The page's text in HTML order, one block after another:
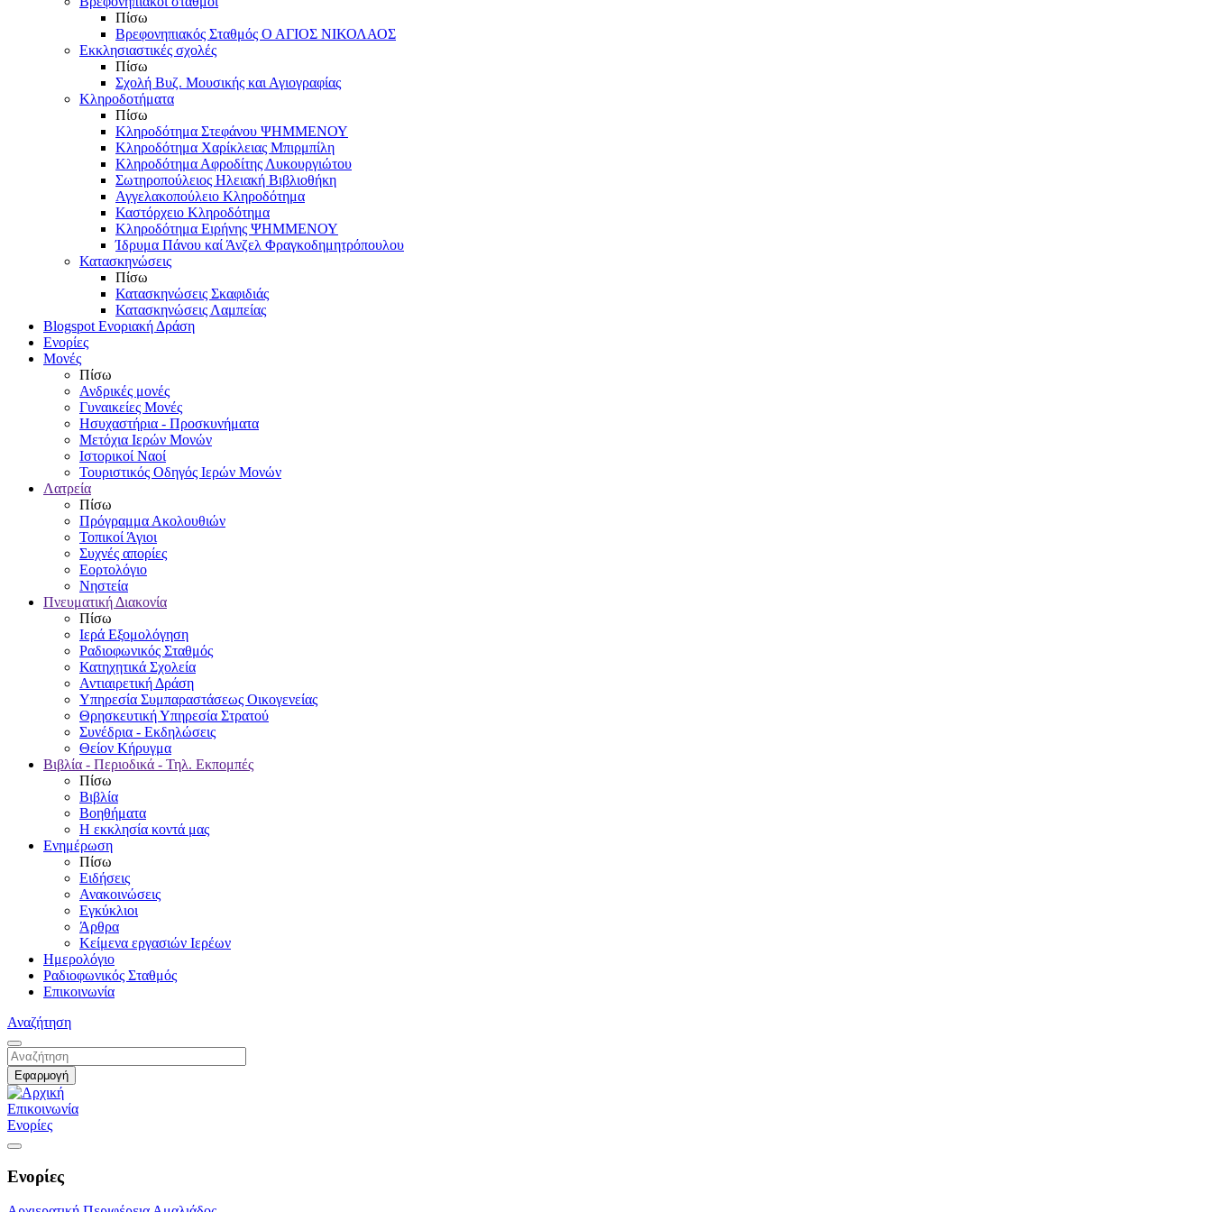
Πίσω
Βρεφονηπιακός Σταθμός Ο ΑΓΙΟΣ ΝΙΚΟΛΑΟΣ
Εκκλησιαστικές σχολές
Πίσω
Σχολή Βυζ. Μουσικής και Αγιογραφίας
Κληροδοτήματα
Πίσω
Κληροδότημα Στεφάνου ΨΗΜΜΕΝΟΥ
Κληροδότημα Χαρίκλειας Μπιρμπίλη
Κληροδότημα Αφροδίτης Λυκουργιώτου
Σωτηροπούλειος Ηλειακή Βιβλιοθήκη
Αγγελακοπούλειο Κληροδότημα
Καστόρχειο Κληροδότημα
Κληροδότημα Ειρήνης ΨΗΜΜΕΝΟΥ
Ίδρυμα Πάνου καί Άνζελ Φραγκοδημητρόπουλου
Κατασκηνώσεις
Πίσω
Κατασκηνώσεις Σκαφιδιάς
Κατασκηνώσεις Λαμπείας
Blogspot Ενοριακή Δράση
Ενορίες
Μονές
Πίσω
Ανδρικές μονές
Γυναικείες Μονές
Ησυχαστήρια - Προσκυνήματα
Μετόχια Ιερών Μονών
Ιστορικοί Ναοί
Τουριστικός Οδηγός Ιερών Μονών
Λατρεία
Πίσω
Πρόγραμμα Ακολουθιών
Τοπικοί Άγιοι
Συχνές απορίες
Εορτολόγιο
Νηστεία
Πνευματική Διακονία
Πίσω
Ιερά Εξομολόγηση
Ραδιοφωνικός Σταθμός
Κατηχητικά Σχολεία
Αντιαιρετική Δράση
Υπηρεσία Συμπαραστάσεως Οικογενείας
Θρησκευτική Υπηρεσία Στρατού
Συνέδρια - Εκδηλώσεις
Θείον Κήρυγμα
Βιβλία - Περιοδικά - Τηλ. Εκπομπές
Πίσω
Βιβλία
Βοηθήματα
Η εκκλησία κοντά μας
Ενημέρωση
Πίσω
Ειδήσεις
Ανακοινώσεις
Εγκύκλιοι
Άρθρα
Κείμενα εργασιών Ιερέων
Ημερολόγιο
Ραδιοφωνικός Σταθμός
Επικοινωνία
Αναζήτηση
Επικοινωνία
Ενορίες
Ενορίες